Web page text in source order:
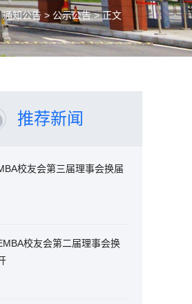
通知公告 > 公示公告> 正文
推荐新闻
校友会第三届理事会换届
校友会第二届理事会换